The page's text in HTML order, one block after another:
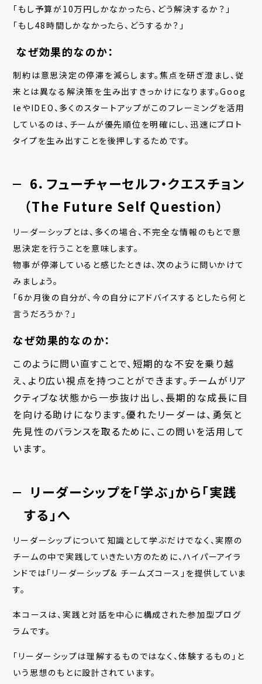
「もし予算が10万円しかなかったら、どう解決するか？」
「もし48時間しかなかったら、どうするか？」
なぜ効果的なのか：
制約は意思決定の停滞を減らします。焦点を研ぎ澄まし、従
来とは異なる解決策を生み出すきっかけになります。Goog
leやIDEO、多くのスタートアップがこのフレーミングを活用
しているのは、チームが優先順位を明確にし、迅速にプロト
タイプを生み出すことを後押しするためです。
6．フューチャーセルフ・クエスチョン
（The Future Self Question）
リーダーシップとは、多くの場合、不完全な情報のもとで意
思決定を行うことを意味します。
物事が停滞していると感じたときは、次のように問いかけて
みましょう。
「6か月後の自分が、今の自分にアドバイスするとしたら何と
言うだろうか？ 」
なぜ効果的なのか：
このように問い直すことで、短期的な不安を乗り越
え、より広い視点を持つことができます。チームがリア
クティブな状態から一歩抜け出し、長期的な成長に目
を向ける助けになります。優れたリーダーは、勇気と
先見性のバランスを取るために、この問いを活用して
います。
リーダーシップを「学ぶ」から「実践
する」へ
リーダーシップについて知識として学ぶだけでなく、実際の
チームの中で実践していきたい方のために、ハイパーアイラ
ンドでは「リーダーシップ& チームズコース」を提供していま
す。
本コースは、実践と対話を中心に構成された参加型プログ
ラムです。
「リーダーシップは理解するものではなく、体験するもの」と
いう思想のもとに設計されています。